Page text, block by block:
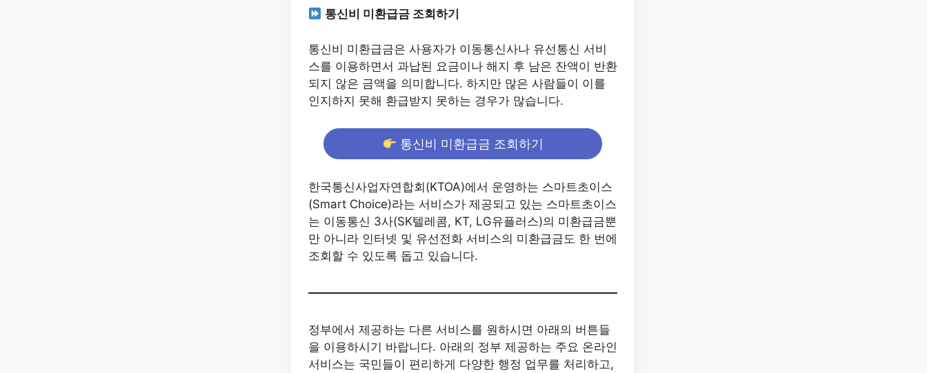
통신비 미환급금 조회하기
통신비 미환급금은 사용자가 이동통신사나 유선통신 서비
스를 이용하면서 과납된 요금이나 해지 후 남은 잔액이 반환
되지 않은 금액을 의미합니다. 하지만 많은 사람들이 이를
인지하지 못해 환급받지 못하는 경우가 많습니다.
통신비 미환급금 조회하기
한국통신사업자연합회(KTOA)에서 운영하는 스마트초이스
(Smart Choice)라는 서비스가 제공되고 있는 스마트초이스
는 이동통신 3사(SK텔레콤, KT, LG유플러스)의 미환급금뿐
만 아니라 인터넷 및 유선전화 서비스의 미환급금도 한 번에
조회할 수 있도록 돕고 있습니다.
정부에서 제공하는 다른 서비스를 원하시면 아래의 버튼들
을 이용하시기 바랍니다. 아래의 정부 제공하는 주요 온라인
서비스는 국민들이 편리하게 다양한 행정 업무를 처리하고,